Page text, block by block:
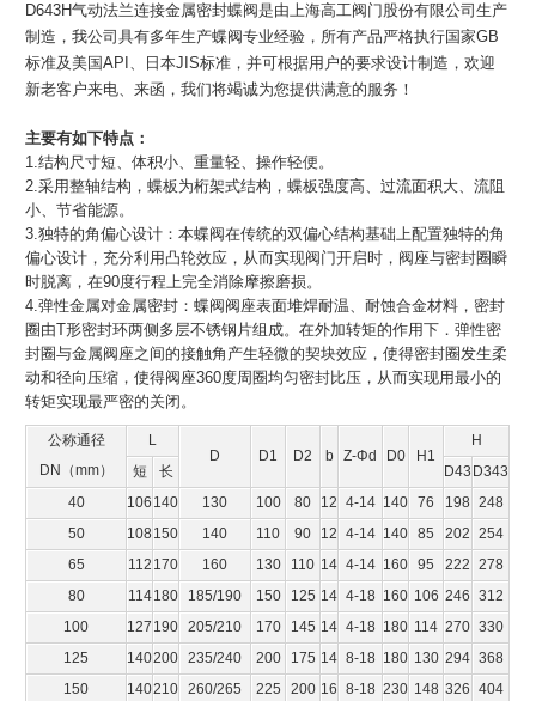
D643H气动法兰连接金属密封蝶阀是由上海高工阀门股份有限公司生产
制造，我公司具有多年生产蝶阀专业经验，所有产品严格执行国家GB
标准及美国API、日本JIS标准，并可根据用户的要求设计制造，欢迎
新老客户来电、来函，我们将竭诚为您提供满意的服务！
主要有如下特点：
1.结构尺寸短、体积小、重量轻、操作轻便。
2.采用整轴结构，蝶板为桁架式结构，蝶板强度高、过流面积大、流阻
小、节省能源。
3.独特的角偏心设计：本蝶阀在传统的双偏心结构基础上配置独特的角
偏心设计，充分利用凸轮效应，从而实现阀门开启时，阀座与密封圈瞬
时脱离，在90度行程上完全消除摩擦磨损。
4.弹性金属对金属密封：蝶阀阀座表面堆焊耐温、耐蚀合金材料，密封
圈由T形密封环两侧多层不锈钢片组成。在外加转矩的作用下．弹性密
封圈与金属阀座之间的接触角产生轻微的契块效应，使得密封圈发生柔
动和径向压缩，使得阀座360度周圈均匀密封比压，从而实现用最小的
转矩实现最严密的关闭。
公称通径
DN（mm）
L
D
D1 D2 b Z-Φd D0 H1
H
短
长 D43 D343
40
106 140 130 100 80 12 4-14 140 76 198 248
50
108 150 140 110 90 12 4-14 140 85 202 254
65
112 170 160 130 110 14 4-14 160 95 222 278
80
114180 185/190 150 125 14 4-18 160 106 246 312
100
127 190 205/210 170 145 14 4-18 180 114 270 330
125
140200 235/240 200 175 14 8-18 180 130 294 368
150
140210 260/265 225 200 16 8-18 230 148 326 404